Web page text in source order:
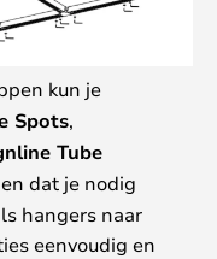
kun je
Spots,
Tube
dat je nodig
hangers naar
eenvoudig en